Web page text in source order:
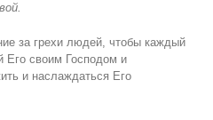
за грехи людей, чтобы каждый
Его своим Господом и
и наслаждаться Его